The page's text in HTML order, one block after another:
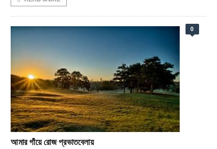
0
আমার গাঁয়ে রোজ প্রভাতবেলায়